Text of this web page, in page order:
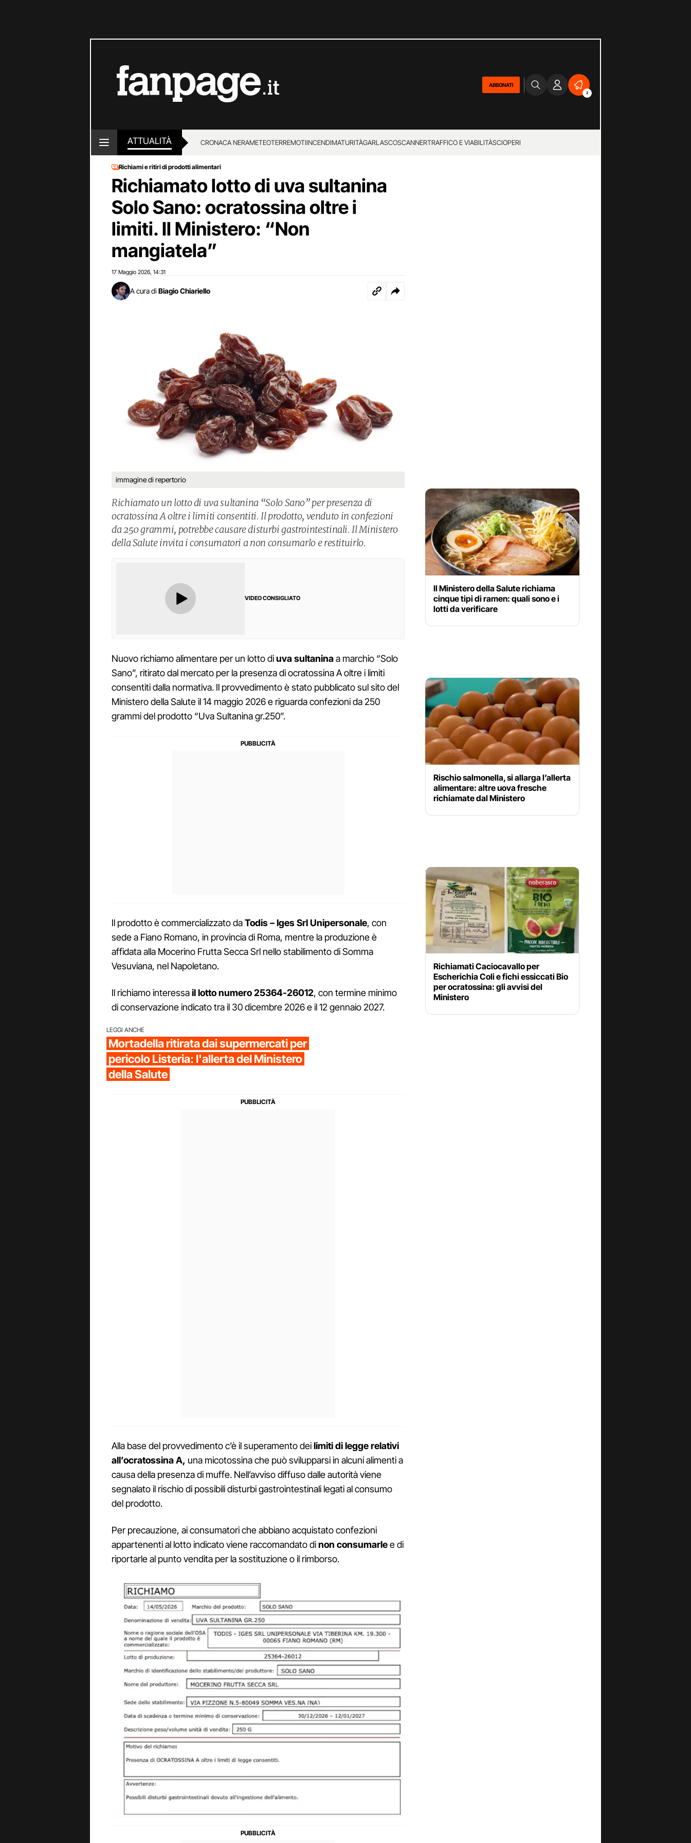
ABBONATI
2
ATTUALITÀ CRONACA NERAMETEOTERREMOTIINCENDIMATURITÀGARLASCOSCANNERTRAFFICO E VIABILITÀSCIOPERI
LOTTO E SUPERENALOTTO
Richiami e ritiri di prodotti alimentari
Richiamato lotto di uva sultanina
Solo Sano: ocratossina oltre i
limiti. Il Ministero: “Non
mangiatela”
17 Maggio 2026 14:31
A cura di Biagio Chiariello
immagine di repertorio
Richiamato un lotto di uva sultanina “Solo Sano” per presenza di
ocratossina A oltre i limiti consentiti. Il prodotto, venduto in confezioni
da 250 grammi, potrebbe causare disturbi gastrointestinali. Il Ministero
della Salute invita i consumatori a non consumarlo e restituirlo.
VIDEO CONSIGLIATO
Nuovo richiamo alimentare per un lotto diuva sultaninaa marchio “Solo
Sano”, ritirato dal mercato per la presenza di ocratossina A oltre i limiti
consentiti dalla normativa. Il provvedimento è stato pubblicato sul sito del
Ministero della Salute il 14 maggio 2026 e riguarda confezioni da 250
grammi del prodotto “Uva Sultanina gr.250”.
Il prodotto è commercializzato daTodis – Iges Srl Unipersonale, con
sede a Fiano Romano, in provincia di Roma, mentre la produzione è
affidata alla Mocerino Frutta Secca Srl nello stabilimento di Somma
Vesuviana, nel Napoletano.
Il richiamo interessail lotto numero 25364-26012, con termine minimo
di conservazione indicato tra il 30 dicembre 2026 e il 12 gennaio 2027.
LEGGI ANCHE
Mortadella ritirata dai supermercati per
pericolo Listeria: l'allerta del Ministero
della Salute
Alla base del provvedimento c’è il superamento deilimiti di legge relativi
all’ocratossina A, una micotossina che può svilupparsi in alcuni alimenti a
causa della presenza di muffe. Nell’avviso diffuso dalle autorità viene
segnalato il rischio di possibili disturbi gastrointestinali legati al consumo
del prodotto.
Per precauzione, ai consumatori che abbiano acquistato confezioni
appartenenti al lotto indicato viene raccomandato dinon consumarlee di
riportarle al punto vendita per la sostituzione o il rimborso.
Il Ministero della Salute richiama
cinque tipi di ramen: quali sono e i
lotti da verificare
Rischio salmonella, si allarga l’allerta
alimentare: altre uova fresche
richiamate dal Ministero
Richiamati Caciocavallo per
Escherichia Coli e fichi essiccati Bio
per ocratossina: gli avvisi del
Ministero